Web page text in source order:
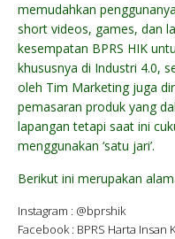
memudahkan
short videos, games, dan
kesempatan BPRS HIK
khususnya di Industri 4.0,
oleh Tim Marketing juga
pemasaran produk yang
lapangan tetapi saat ini
menggunakan ‘satu jari’.
Berikut ini merupakan
Instagram : @bprshik
Facebook : BPRS Harta Insan